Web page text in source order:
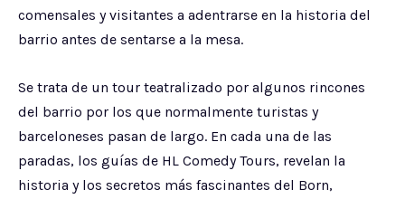
comensales y visitantes a adentrarse en la historia del
barrio antes de sentarse a la mesa.
Se trata de un tour teatralizado por algunos rincones
del barrio por los que normalmente turistas y
barceloneses pasan de largo. En cada una de las
paradas, los guías de HL Comedy Tours, revelan la
historia y los secretos más fascinantes del Born,